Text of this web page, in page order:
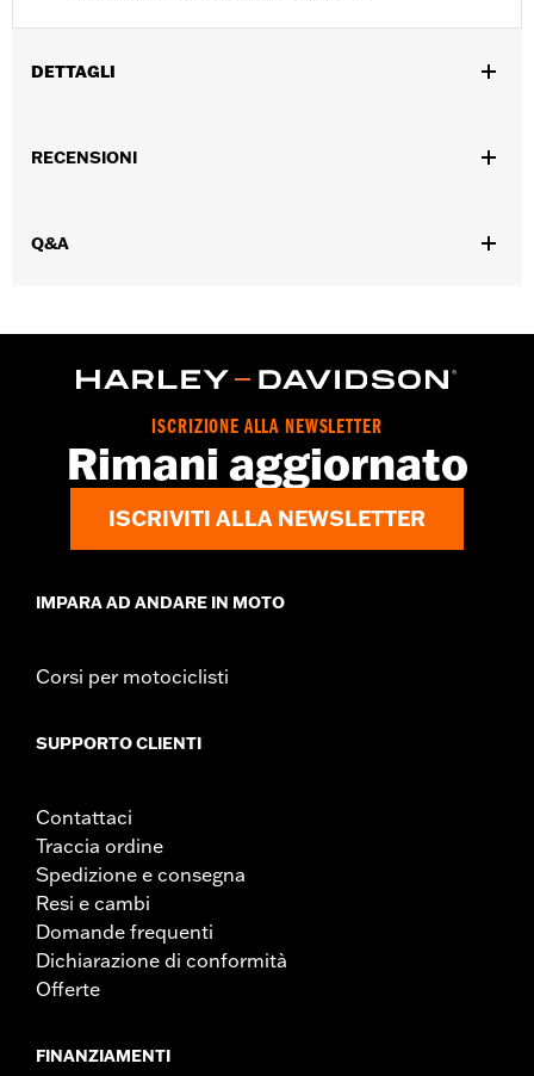
DETTAGLI
Caratteristiche funzionali:
GARANZIA:
RECENSIONI
Q&A
ISCRIZIONE ALLA NEWSLETTER
Rimani aggiornato
ISCRIVITI ALLA NEWSLETTER
IMPARA AD ANDARE IN MOTO
Corsi per motociclisti
SUPPORTO CLIENTI
Contattaci
Traccia ordine
Spedizione e consegna
Resi e cambi
Domande frequenti
Dichiarazione di conformità
Offerte
FINANZIAMENTI